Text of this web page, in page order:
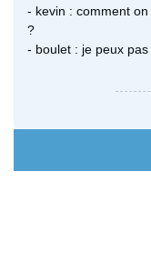
- kevin : comment
?
- boulet : je peux